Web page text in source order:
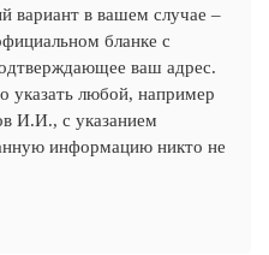
вариант в вашем случае –
бланке с
ваш адрес.
указать любой, например
И.И., с указанием
информацию никто не